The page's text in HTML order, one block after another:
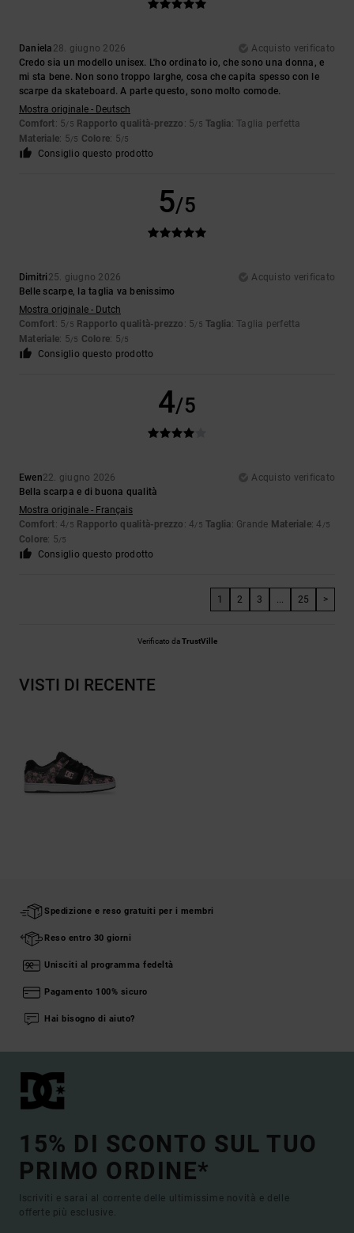
Daniela 28. giugno 2026
Acquisto verificato
Credo sia un modello unisex. L'ho ordinato io, che sono una donna, e
mi sta bene. Non sono troppo larghe, cosa che capita spesso con le
scarpe da skateboard. A parte questo, sono molto comode.
Mostra originale - Deutsch
Comfort: 5/5 Rapporto qualità-prezzo : 5/5 Taglia: Taglia perfetta
Materiale: 5/5 Colore: 5/5
Consiglio questo prodotto
5/5
Dimitri 25. giugno 2026
Acquisto verificato
Belle scarpe, la taglia va benissimo
Mostra originale - Dutch
Comfort: 5/5 Rapporto qualità-prezzo : 5/5 Taglia: Taglia perfetta
Materiale: 5/5 Colore: 5/5
Consiglio questo prodotto
4/5
Ewen22. giugno 2026
Acquisto verificato
Bella scarpa e di buona qualità
Mostra originale - Français
Comfort: 4/5 Rapporto qualità-prezzo : 4/5 Taglia: Grande Materiale: 4 /5
Colore: 5/5
Consiglio questo prodotto
1 2 3 ... 25 >
Verificato daTrustVille
VISTI DI RECENTE
Spedizione e reso gratuiti per i membri
Reso entro 30 giorni
Unisciti al programma fedeltà
Pagamento 100% sicuro
Hai bisogno di aiuto?
15% DI SCONTO SUL TUO
PRIMO ORDINE*
Iscriviti e sarai al corrente delle ultimissime novità e delle
offerte più esclusive.